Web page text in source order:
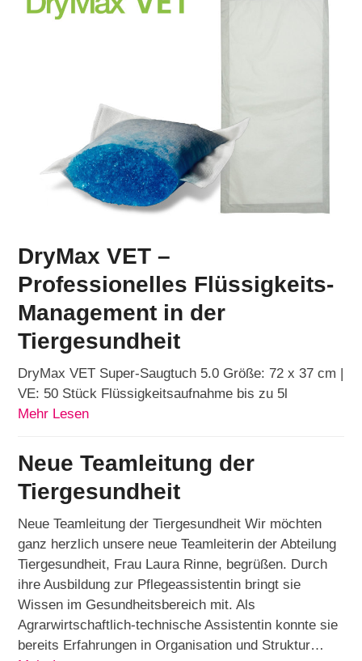
DryMax VET –
Professionelles Flüssigkeits-
Management in der
Tiergesundheit
DryMax VET Super-Saugtuch 5.0 Größe: 72 x 37 cm |
VE: 50 Stück Flüssigkeitsaufnahme bis zu 5l
Mehr Lesen
Neue Teamleitung der
Tiergesundheit
Neue Teamleitung der Tiergesundheit Wir möchten
ganz herzlich unsere neue Teamleiterin der Abteilung
Tiergesundheit, Frau Laura Rinne, begrüßen. Durch
ihre Ausbildung zur Pflegeassistentin bringt sie
Wissen im Gesundheitsbereich mit. Als
Agrarwirtschaftlich-technische Assistentin konnte sie
bereits Erfahrungen in Organisation und Struktur…